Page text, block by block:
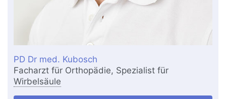
PD Dr med. Kubosch
Facharzt für Orthopädie, Spezialist für
Wirbelsäule